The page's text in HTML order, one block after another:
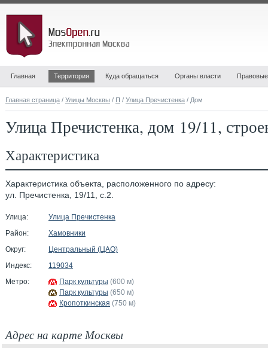
Главная Территория Куда обращаться Органы власти
Главная страница / Улицы Москвы / П / Улица Пречистенка / Дом
Улица Пречистенка, дом 19/11,
Характеристика
Характеристика объекта, расположенного по адресу:
ул. Пречистенка, 19/11, с.2.
Улица:
Улица Пречистенка
Район:
Хамовники
Округ:
Центральный (ЦАО)
Индекс:
119034
Метро:
Парк культуры (600 м)
Парк культуры (650 м)
Кропоткинская (750 м)
Адрес на карте Москвы